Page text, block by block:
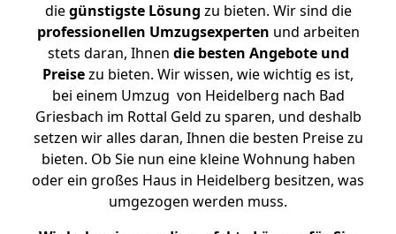
diegünstigste Lösung zu bieten. Wir sind die
professionellen Umzugsexperten und arbeiten
stets daran, Ihnen die besten Angebote und
Preisezu bieten. Wir wissen, wie wichtig es ist,
bei einem Umzug von Heidelberg nach Bad
Griesbach im Rottal Geld zu sparen, und deshalb
setzen wir alles daran, Ihnen die besten Preise zu
bieten. Ob Sie nun eine kleine Wohnung haben
oder ein großes Haus in Heidelberg besitzen, was
umgezogen werden muss.